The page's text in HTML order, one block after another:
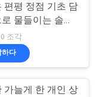
세
편평 정점 기초 담
물들이는 솔을
니다
조각
하다
가늘게 한 개인 상